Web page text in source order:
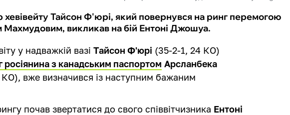
хевівейту Тайсон Ф'юрі, який повернувся на ринг перемогою
викликав на бій Ентоні Джошуа.
у надважкій вазіТайсон Ф'юрі (35-2-1, 24 КО)
росіянина з канадським паспортом Арсланбека
КО), вже визначився із наступним бажаним
почав звертатися до свого співвітчизника Ентоні